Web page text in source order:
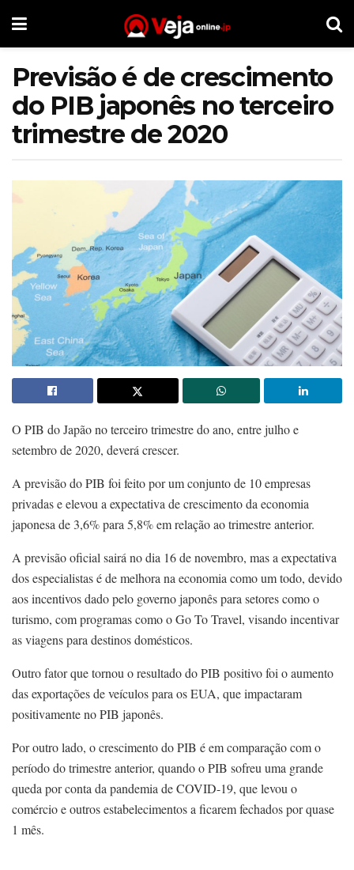
Previsão é de crescimento
do PIB japonês no terceiro
trimestre de 2020
O PIB do Japão no terceiro trimestre do ano, entre julho e
setembro de 2020, deverá crescer.
A previsão do PIB foi feito por um conjunto de 10 empresas
privadas e elevou a expectativa de crescimento da economia
japonesa de 3,6% para 5,8% em relação ao trimestre anterior.
A previsão oficial sairá no dia 16 de novembro, mas a expectativa
dos especialistas é de melhora na economia como um todo, devido
aos incentivos dado pelo governo japonês para setores como o
turismo, com programas como o Go To Travel, visando incentivar
as viagens para destinos domésticos.
Outro fator que tornou o resultado do PIB positivo foi o aumento
das exportações de veículos para os EUA, que impactaram
positivamente no PIB japonês.
Por outro lado, o crescimento do PIB é em comparação com o
período do trimestre anterior, quando o PIB sofreu uma grande
queda por conta da pandemia de COVID-19, que levou o
comércio e outros estabelecimentos a ficarem fechados por quase
1 mês.